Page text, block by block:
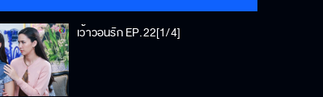
เว้าวอนรัก EP.22[1/4]